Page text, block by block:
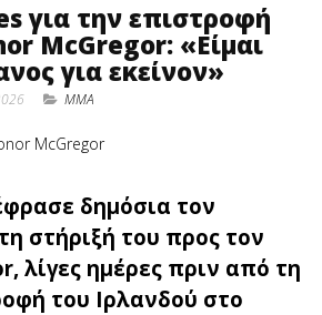
για την επιστροφή
McGregor: «Είμαι
για εκείνον»
MMA
δημόσια τον
στήριξή του προς τον
λίγες ημέρες πριν από τη
του Ιρλανδού στο